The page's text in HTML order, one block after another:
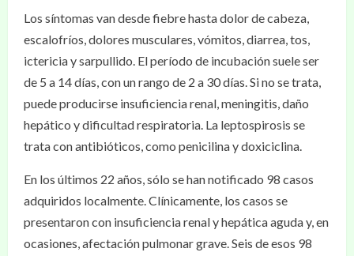
Los síntomas van desde fiebre hasta dolor de cabeza,
escalofríos, dolores musculares, vómitos, diarrea, tos,
ictericia y sarpullido. El período de incubación suele ser
de 5 a 14 días, con un rango de 2 a 30 días. Si no se trata,
puede producirse insuficiencia renal, meningitis, daño
hepático y dificultad respiratoria. La leptospirosis se
trata con antibióticos, como penicilina y doxiciclina.
En los últimos 22 años, sólo se han notificado 98 casos
adquiridos localmente. Clínicamente, los casos se
presentaron con insuficiencia renal y hepática aguda y, en
ocasiones, afectación pulmonar grave. Seis de esos 98